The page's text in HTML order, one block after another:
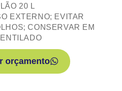
20 L
EXTERNO; EVITAR
CONSERVAR EM
orçamento